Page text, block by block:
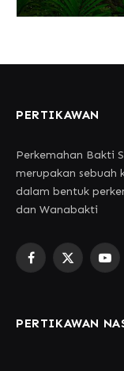
PERTIKAWAN
Perkemahan Bakti
merupakan
dalam bentuk
dan Wanabakti
Facebook
X
PERTIKAWAN